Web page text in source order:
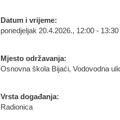
Datum i vrijeme:
ponedjeljak 20.4.2026., 12:00 - 13:30
Mjesto održavanja:
Osnovna škola Bijaći, Vodovodna
Vrsta događanja:
Radionica